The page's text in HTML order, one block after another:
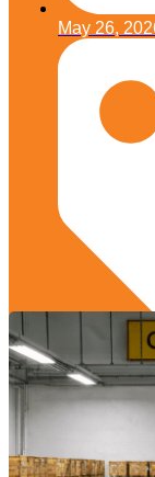
May 26,
Desain dan